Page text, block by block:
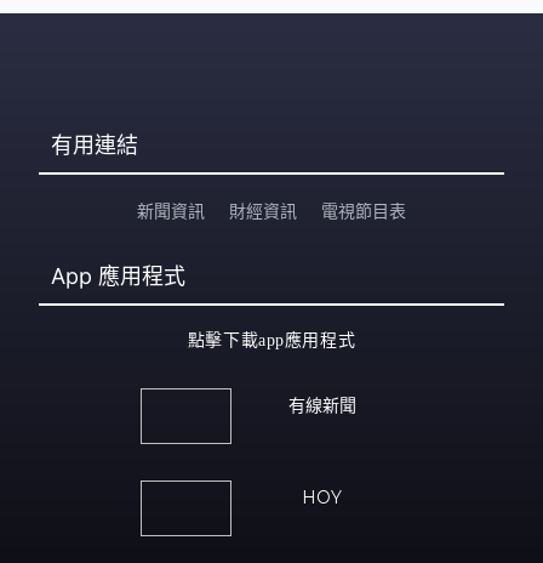
有用連結
新聞資訊 財經資訊 電視節目表
App 應用程式
點擊下載app應用程式
有線新聞
HOY